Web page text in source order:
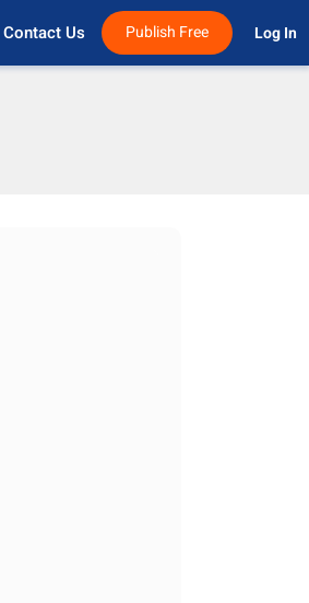
Contact Us Publish Free Log In